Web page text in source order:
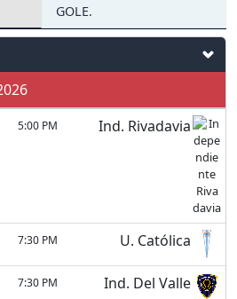
GOLE.
5:00 PM Ind. Rivadavia
7:30 PM U. Católica
7:30 PM Ind. Del Valle